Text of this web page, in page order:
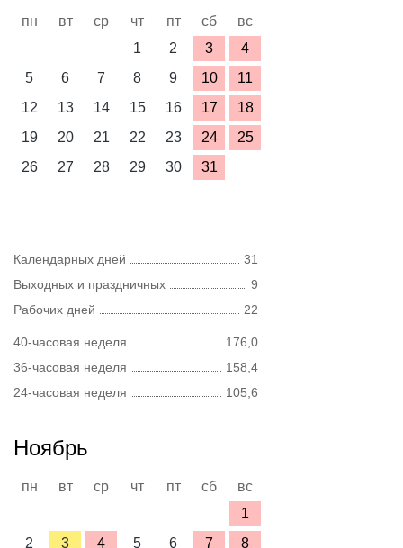
пн вт ср чт пт сб
вс
1
2 3
4
5
6 7 8 9 10
11
12
13 14 15 16 17
18
19
20 21 22 23 24
25
26
27 28 29 30 31
Календарных дней
31
Выходных и праздничных
9
Рабочих дней
22
40-часовая неделя
176,0
36-часовая неделя
158,4
24-часовая неделя
105,6
Ноябрь
пн вт ср чт пт сб
вс
1
2
3 4 5 6 7 8